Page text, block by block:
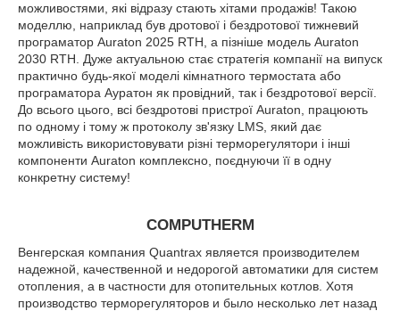
можливостями, які відразу стають хітами продажів! Такою
моделлю, наприклад був дротової і бездротової тижневий
програматор Auraton 2025 RTH, а пізніше модель Auraton
2030 RTH. Дуже актуальною стає стратегія компанії на випуск
практично будь-якої моделі кімнатного термостата або
програматора Ауратон як провідний, так і бездротової версії.
До всього цього, всі бездротові пристрої Auraton, працюють
по одному і тому ж протоколу зв'язку LMS, який дає
можливість використовувати різні терморегулятори і інші
компоненти Auraton комплексно, поєднуючи її в одну
конкретну систему!
COMPUTHERM
Венгерская компания Quantrax является производителем
надежной, качественной и недорогой автоматики для систем
отопления, а в частности для отопительных котлов. Хотя
производство терморегуляторов и было несколько лет назад